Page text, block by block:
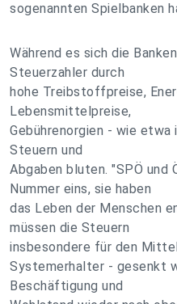
sogenannten Spielbanken
Während es sich die
Steuerzahler durch
hohe Treibstoffpreise,
Lebensmittelpreise,
Gebührenorgien - wie etwa
Steuern und
Abgaben bluten. "SPÖ und
Nummer eins, sie haben
das Leben der Menschen
müssen die Steuern
insbesondere für den
Systemerhalter - gesenkt
Beschäftigung und